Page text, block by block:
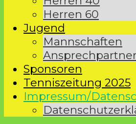
Herren 60
Jugend
Mannschaften
Ansprechpartner
Sponsoren
Tenniszeitung 2025
Impressum/